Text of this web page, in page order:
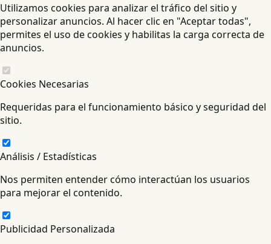
Utilizamos cookies para analizar el tráfico del sitio y
personalizar anuncios. Al hacer clic en "Aceptar todas",
permites el uso de cookies y habilitas la carga correcta de
anuncios.
Cookies Necesarias
Requeridas para el funcionamiento básico y seguridad del
sitio.
Análisis / Estadísticas
Nos permiten entender cómo interactúan los usuarios
para mejorar el contenido.
Publicidad Personalizada